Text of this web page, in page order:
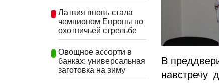
Латвия вновь стала
чемпионом Европы по
охотничьей стрельбе
Овощное ассорти в
банках: универсальная
заготовка на зиму
В
навстречу